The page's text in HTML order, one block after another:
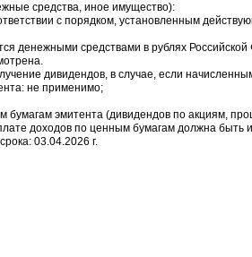
средства, иное имущество):
с порядком, установленным
денежными средствами в рублях
дивидендов, в случае, если
не применимо;
эмитента (дивидендов по акциям,
доходов по ценным бумагам должна быть
03.04.2026 г.